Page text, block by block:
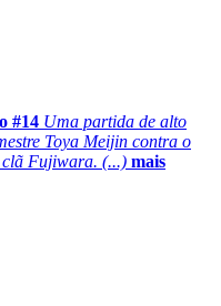
#14 Uma partida de alto
Toya Meijin contra o
Fujiwara. (...) mais